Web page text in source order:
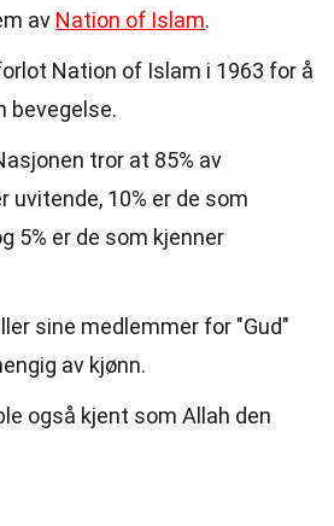
av Nation of Islam.
Nation of Islam i 1963 for å
bevegelse.
tror at 85% av
uvitende, 10% er de som
5% er de som kjenner
sine medlemmer for "Gud"
av kjønn.
også kjent som Allah den